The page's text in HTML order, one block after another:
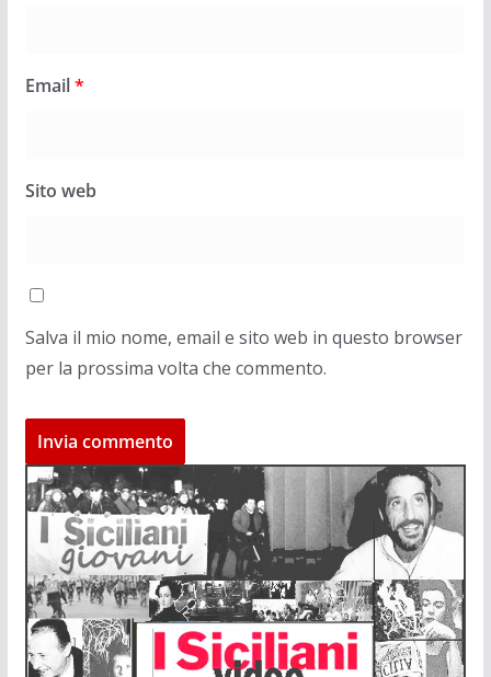
Email*
Sito web
Salva il mio nome, email e sito web in questo browser
per la prossima volta che commento.